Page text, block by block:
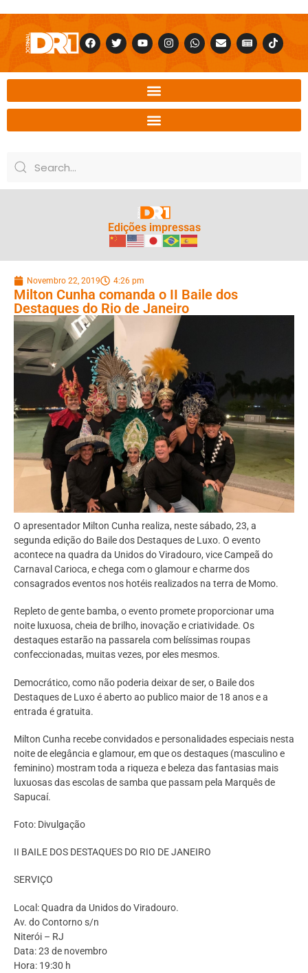
Edições impressas
Novembro 22, 2019 4:26 pm
Milton Cunha comanda o II Baile dos
Destaques do Rio de Janeiro
O apresentador Milton Cunha realiza, neste sábado, 23, a
segunda edição do Baile dos Destaques de Luxo. O evento
acontece na quadra da Unidos do Viradouro, vice Campeã do
Carnaval Carioca, e chega com o glamour e charme dos
consagrados eventos nos hotéis realizados na terra de Momo.
Repleto de gente bamba, o evento promete proporcionar uma
noite luxuosa, cheia de brilho, inovação e criatividade. Os
destaques estarão na passarela com belíssimas roupas
confeccionadas, muitas vezes, por eles mesmos.
Democrático, como não poderia deixar de ser, o Baile dos
Destaques de Luxo é aberto ao publico maior de 18 anos e a
entrada é gratuita.
Milton Cunha recebe convidados e personalidades especiais nesta
noite de elegância e glamour, em que os destaques (masculino e
feminino) mostram toda a riqueza e beleza das fantasias mais
luxuosas das escolas de samba que passam pela Marquês de
Sapucaí.
Foto: Divulgação
II BAILE DOS DESTAQUES DO RIO DE JANEIRO
SERVIÇO
Local: Quadra da Unidos do Viradouro.
Av. do Contorno s/n
Niterói – RJ
Data: 23 de novembro
Hora: 19:30 h